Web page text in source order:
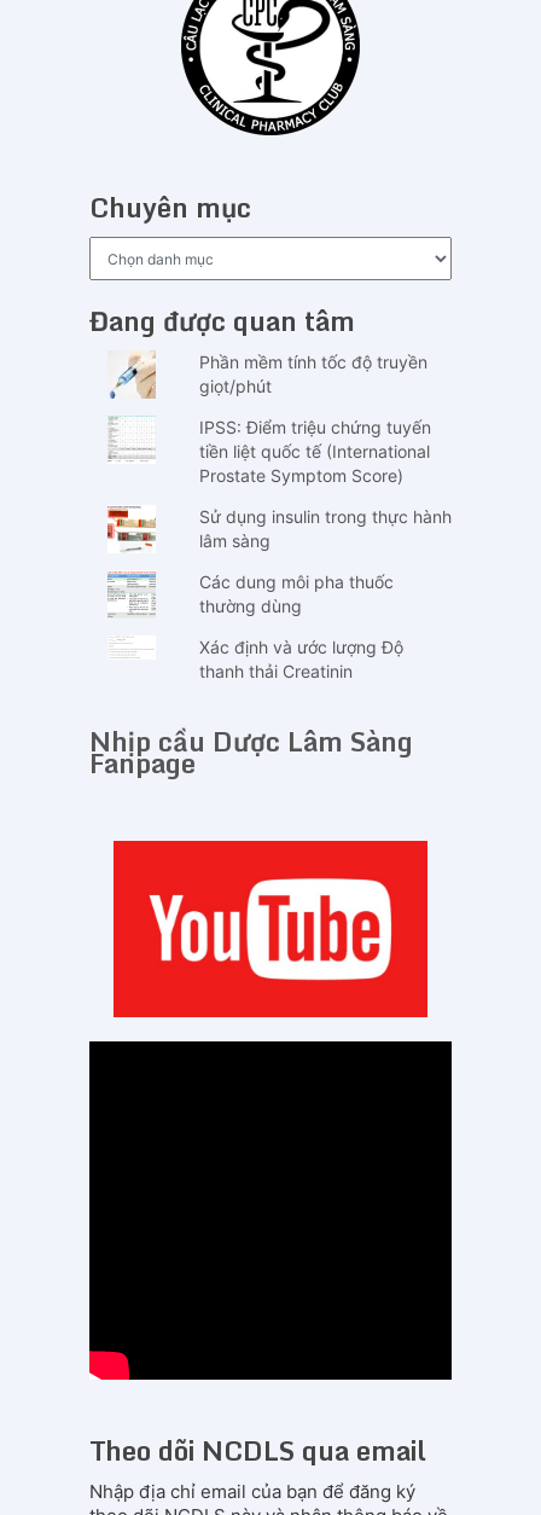
Chuyên mục
mục
Đang được quan tâm
Phần mềm tính tốc độ truyền
giọt/phút
IPSS: Điểm triệu chứng tuyến
tiền liệt quốc tế (International
Prostate Symptom Score)
Sử dụng insulin trong thực hành
lâm sàng
Các dung môi pha thuốc
thường dùng
Xác định và ước lượng Độ
thanh thải Creatinin
Nhịp cầu Dược Lâm Sàng
Fanpage
Theo dõi NCDLS qua email
Nhập địa chỉ email của bạn để đăng ký